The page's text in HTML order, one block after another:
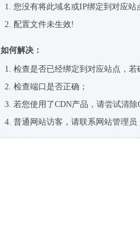
您没有将此域名或IP绑定到对应站
配置文件未生效!
如何解决：
检查是否已经绑定到对应站点，
检查端口是否正确；
若您使用了CDN产品，请尝试清除
普通网站访客，请联系网站管理员